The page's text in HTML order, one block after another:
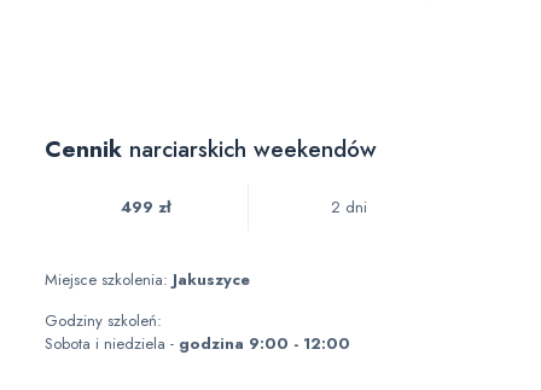
Cenniknarciarskich weekendów
499 zł 2 dni
Miejsce szkolenia: Jakuszyce
Godziny szkoleń:
Sobota i niedziela - godzina 9:00 - 12:00